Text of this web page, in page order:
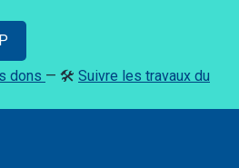
dons — 🛠️ Suivre les travaux du